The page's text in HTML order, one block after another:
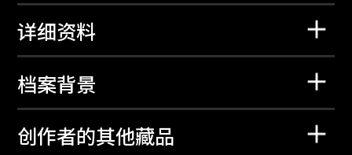
详细资料
档案背景
创作者的其他藏品